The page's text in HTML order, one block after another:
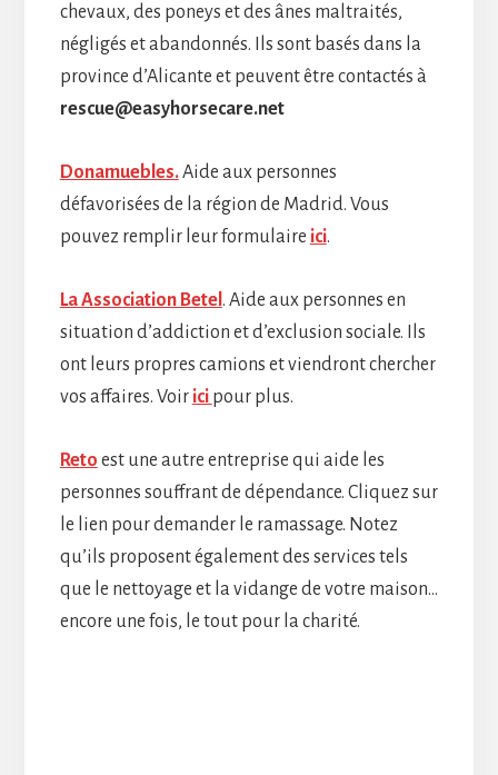
chevaux, des poneys et des ânes maltraités,
négligés et abandonnés. Ils sont basés dans la
province d’Alicante et peuvent être contactés à
rescue@easyhorsecare.net
Donamuebles.Aide aux personnes
défavorisées de la région de Madrid. Vous
pouvez remplir leur formulaire ici.
La Association Betel . Aide aux personnes en
situation d’addiction et d’exclusion sociale. Ils
ont leurs propres camions et viendront chercher
vos affaires. Voir ici pour plus.
Reto est une autre entreprise qui aide les
personnes souffrant de dépendance. Cliquez sur
le lien pour demander le ramassage. Notez
qu’ils proposent également des services tels
que le nettoyage et la vidange de votre maison…
encore une fois, le tout pour la charité.